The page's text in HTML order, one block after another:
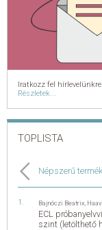
Iratkozz fel
Részletek...
TOPLISTA
Népszerű
Bajnóczi Beatrix
ECL
szint (letölthető